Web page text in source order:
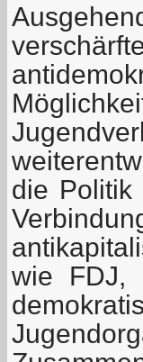
die Politik
wie FDJ,